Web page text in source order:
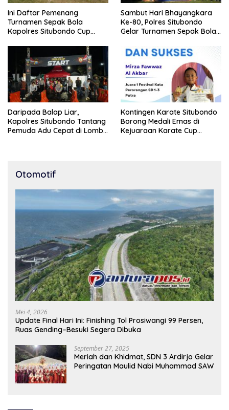
Ini Daftar Pemenang
Turnamen Sepak Bola
Kapolres Situbondo Cup
10 Tahun
Sambut Hari Bhayangkara
Ke-80, Polres Situbondo
Gelar Turnamen Sepak Bola
Daripada Balap Liar,
Kapolres Situbondo Tantang
Pemuda Adu Cepat di Lomba
Kontingen Karate Situbondo
Borong Medali Emas di
Kejuaraan Karate Cup
Otomotif
Mei 4, 2026
Update Final Hari Ini: Finishing Tol Prosiwangi 99 Persen,
Ruas Gending–Besuki Segera Dibuka
September 27, 2025
Meriah dan Khidmat, SDN 3 Ardirjo Gelar
Peringatan Maulid Nabi Muhammad SAW